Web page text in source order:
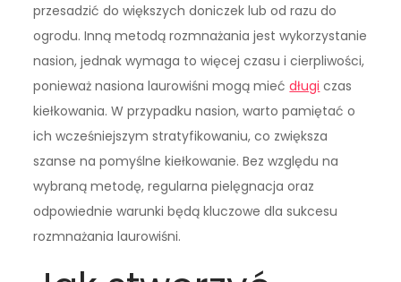
przesadzić do większych doniczek lub od razu do
ogrodu. Inną metodą rozmnażania jest wykorzystanie
nasion, jednak wymaga to więcej czasu i cierpliwości,
ponieważ nasiona laurowiśni mogą miećdługi czas
kiełkowania. W przypadku nasion, warto pamiętać o
ich wcześniejszym stratyfikowaniu, co zwiększa
szanse na pomyślne kiełkowanie. Bez względu na
wybraną metodę, regularna pielęgnacja oraz
odpowiednie warunki będą kluczowe dla sukcesu
rozmnażania laurowiśni.